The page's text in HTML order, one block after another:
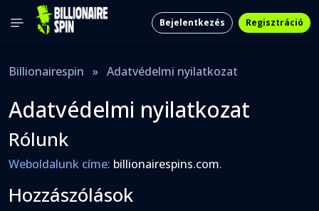
Bejelentkezés Regisztráció
Billionairespin » Adatvédelmi nyilatkozat
Adatvédelmi nyilatkozat
Rólunk
Weboldalunk címe: billionairespins.com.
Hozzászólások